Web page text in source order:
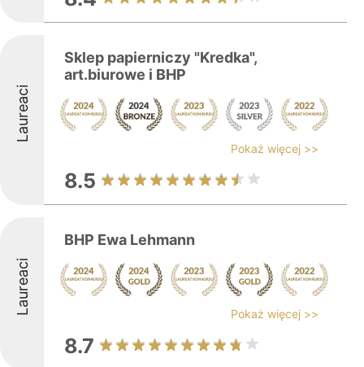
Laureaci
Sklep papierniczy "Kredka",
art.biurowe i BHP
Pokaż więcej >>
8.5
Laureaci
BHP Ewa Lehmann
Pokaż więcej >>
8.7